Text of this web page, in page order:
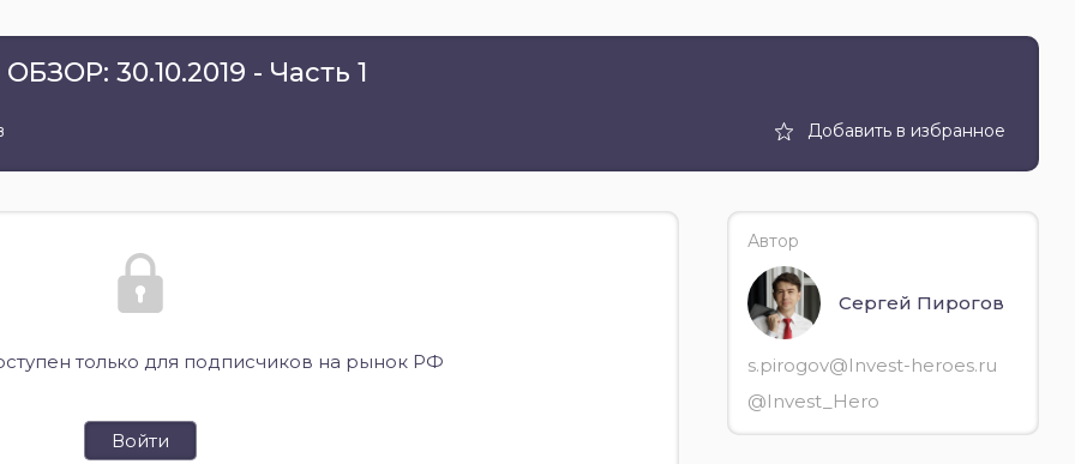
30.10.2019 - Часть 1
Добавить в избранное
только для подписчиков на рынок РФ
Войти
Автор
Сергей Пирогов
s.pirogov@Invest-heroes.ru
@Invest_Hero